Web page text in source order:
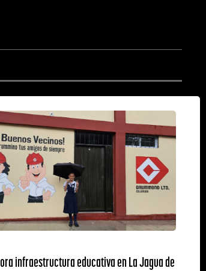
infraestructura educativa en La Jagua de